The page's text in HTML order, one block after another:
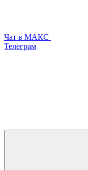
Чат в МАКС
Телеграм